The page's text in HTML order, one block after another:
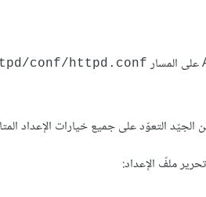
conf/httpd.conf/
الجيّد التعوّد على جميع خيارات الإعداد
ملفّ الإعداد: